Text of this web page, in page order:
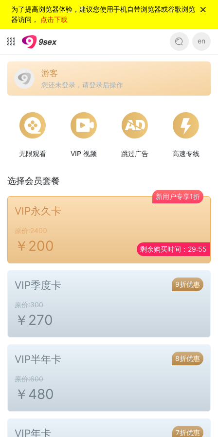
为了提高浏览器体验，建议您使用手机自带浏览器或谷歌浏览
器访问， 点击下载
en
游客
您还未登录，请登录后操作
无限观看 VIP 视频 跳过广告 高速专线
选择会员套餐
VIP永久卡
原价:2400
￥ 200
新用户专享1折
剩余购买时间： 29:55
VIP季度卡
原价:300
￥ 270
9折优惠
VIP半年卡
原价:600
￥ 480
8折优惠
VIP年卡 7折优惠